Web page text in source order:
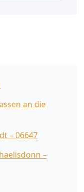
an die
– 06647
–